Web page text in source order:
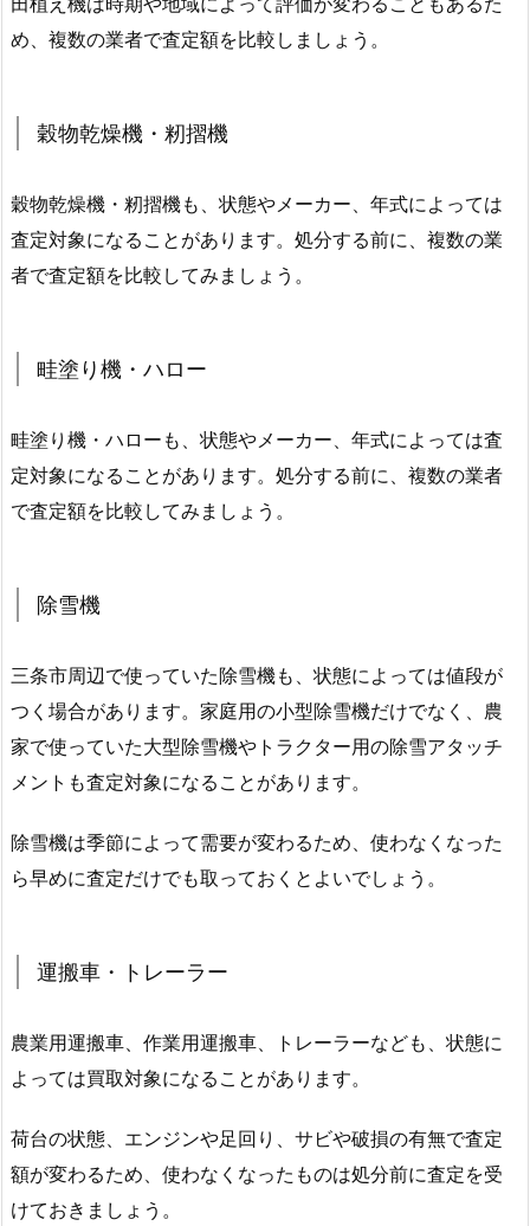
め、複数の業者で査定額を比較しましょう。
穀物乾燥機・籾摺機
穀物乾燥機・籾摺機も、状態やメーカー、年式によっては
査定対象になることがあります。処分する前に、複数の業
者で査定額を比較してみましょう。
畦塗り機・ハロー
畦塗り機・ハローも、状態やメーカー、年式によっては査
定対象になることがあります。処分する前に、複数の業者
で査定額を比較してみましょう。
除雪機
三条市周辺で使っていた除雪機も、状態によっては値段が
つく場合があります。家庭用の小型除雪機だけでなく、農
家で使っていた大型除雪機やトラクター用の除雪アタッチ
メントも査定対象になることがあります。
除雪機は季節によって需要が変わるため、使わなくなった
ら早めに査定だけでも取っておくとよいでしょう。
運搬車・トレーラー
農業用運搬車、作業用運搬車、トレーラーなども、状態に
よっては買取対象になることがあります。
荷台の状態、エンジンや足回り、サビや破損の有無で査定
額が変わるため、使わなくなったものは処分前に査定を受
けておきましょう。